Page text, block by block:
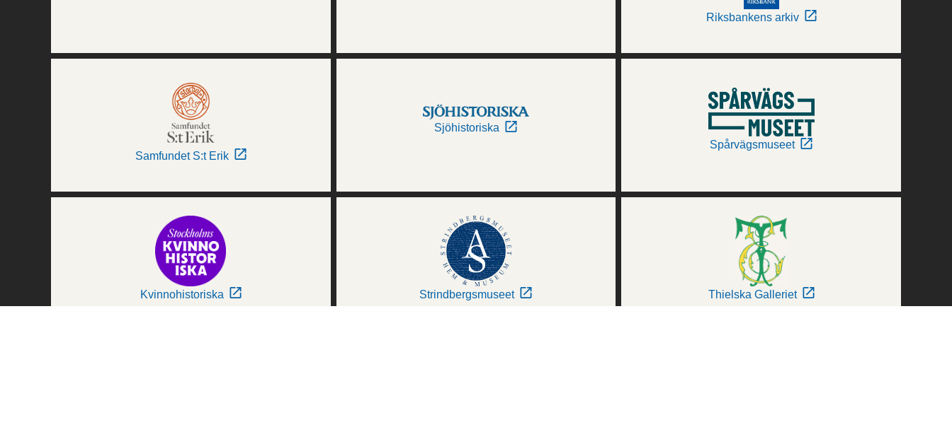
Riksbankens arkiv
Samfundet S:t Erik
Sjöhistoriska
Spårvägsmuseet
Kvinnohistoriska Strindbergsmuseet Thielska Galleriet